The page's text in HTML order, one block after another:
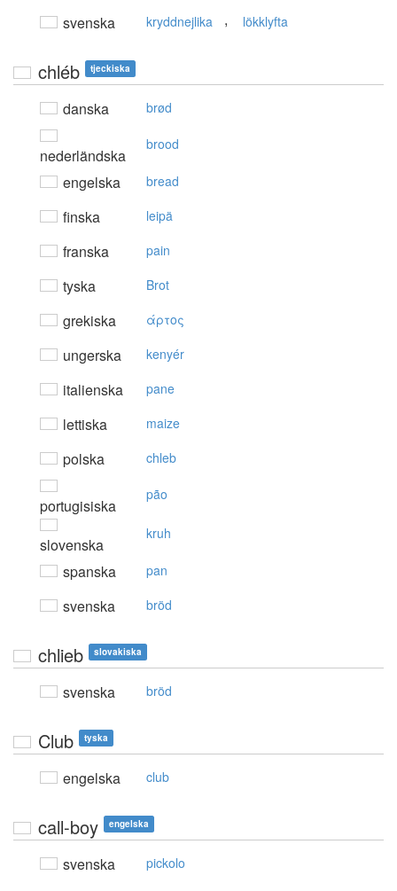
svenska kryddnejlika , lökklyfta
chléb tjeckiska
danska brød
nederländska
brood
engelska bread
finska leipä
franska pain
tyska Brot
grekiska άρτoς
ungerska kenyér
italienska pane
lettiska maize
polska chleb
portugisiska
pão
slovenska
kruh
spanska pan
svenska bröd
chlieb slovakiska
svenska bröd
Club tyska
engelska club
call-boy engelska
svenska pickolo